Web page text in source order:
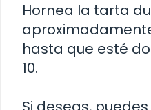
Hornea la tarta
hasta que esté
10.